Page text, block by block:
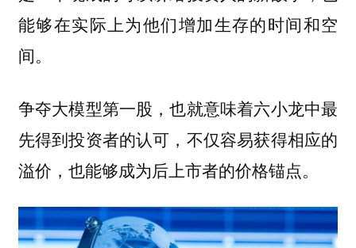
能够在实际上为他们增加生存的时间和空
间。
争夺大模型第一股，也就意味着六小龙中最
先得到投资者的认可，不仅容易获得相应的
溢价，也能够成为后上市者的价格锚点。